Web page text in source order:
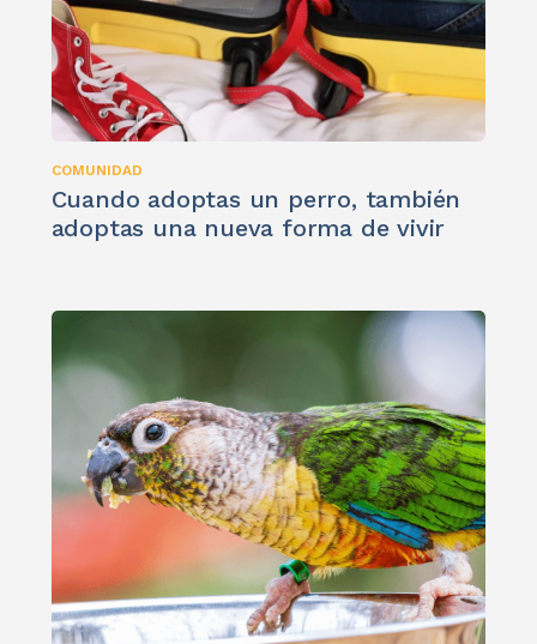
COMUNIDAD
Cuando adoptas un perro, también
adoptas una nueva forma de vivir